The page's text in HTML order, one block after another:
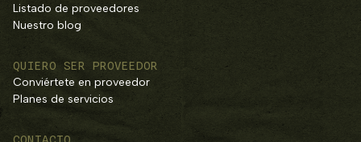
Listado de proveedores
Nuestro blog
QUIERO SER PROVEEDOR
Conviértete en proveedor
Planes de servicios